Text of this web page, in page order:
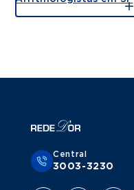
Central
3003-3230